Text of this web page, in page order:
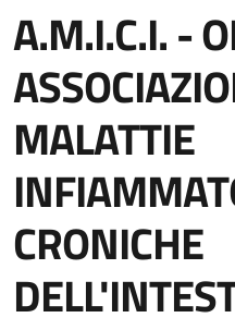
A.M.I.C.I. -
MALATTIE
CRONICHE